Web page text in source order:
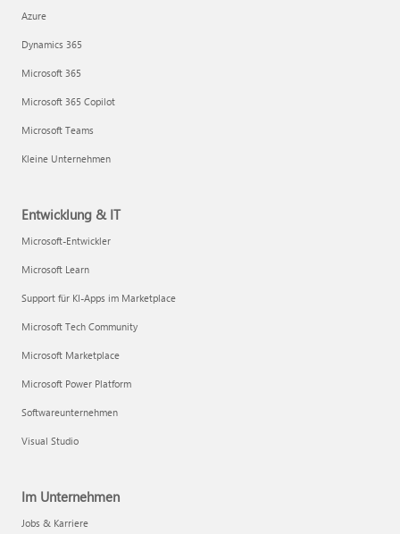
Azure
Dynamics 365
Microsoft 365
Microsoft 365 Copilot
Microsoft Teams
Kleine Unternehmen
Entwicklung & IT
Microsoft-Entwickler
Microsoft Learn
Support für KI-Apps im Marketplace
Microsoft Tech Community
Microsoft Marketplace
Microsoft Power Platform
Softwareunternehmen
Visual Studio
Im Unternehmen
Jobs & Karriere